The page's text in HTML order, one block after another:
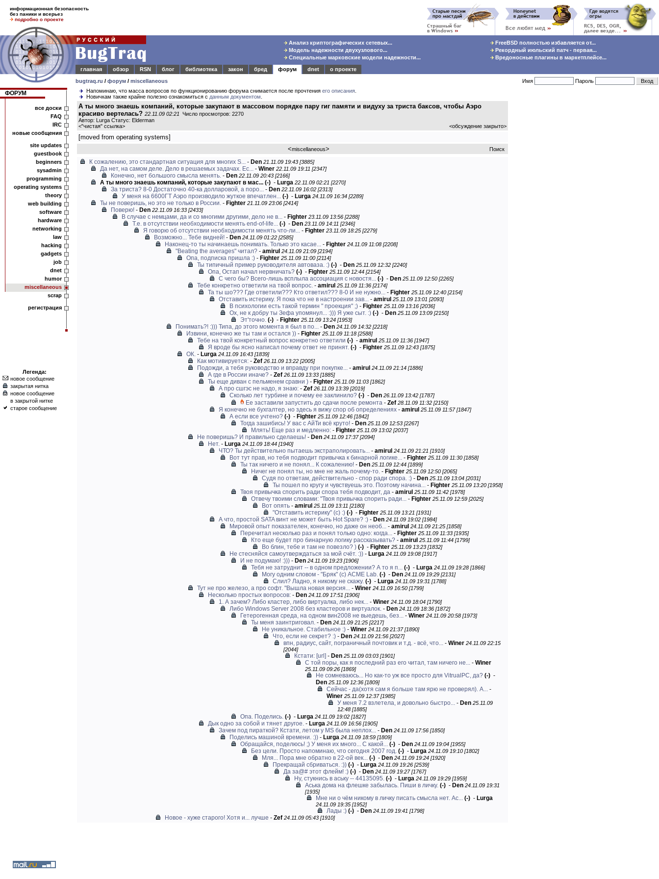
информационная безопасность
без паники и всерьез
подробно о проекте
Анализ криптографических сетевых...
Модель надежности двухузлового...
Специальные марковские модели надежности...
FreeBSD полностью избавляется от...
Рекордный июльский патч - первая...
Вредоносные плагины в маркетплейсе...
главная
обзор RSN блог библиотека закон бред форум dnet
о проекте
bugtraq.ru / форум / miscellaneous Имя Пароль
ФОРУМ
все доски
FAQ
IRC
новые сообщения
site updates
guestbook
beginners
sysadmin
programming
operating systems
theory
web building
software
hardware
networking
law
hacking
gadgets
job
dnet
humor
miscellaneous
scrap
регистрация
Легенда:
новое сообщение
закрытая нитка
новое сообщение
в закрытой нитке
старое сообщение
Напоминаю, что масса вопросов по функционированию форума снимается после прочтения его описания
Новичкам также крайне полезно ознакомиться с данным документом
А ты много знаешь компаний, которые закупают в массовом порядке пару гиг памяти и видуху за триста баксов, чтобы Аэро
красиво вертелась? 22.11.09 02:21 Число просмотров: 2270
Автор: Lurga Статус: Elderman
<"чистая" ссылка> <обсуждение закрыто>
[moved from operating systems]
<miscellaneous> Поиск
К сожалению, это стандартная ситуация для многих S... - Den 21.11.09 19:43 [3885]
Да нет, на самом деле. Дело в решаемых задачах. Ес... - Winer 22.11.09 19:11 [2347]
Конечно, нет большого смысла менять. - Den 22.11.09 20:43 [2166]
А ты много знаешь компаний, которые закупают в мас... (-) - Lurga 22.11.09 02:21 [2270]
За триста? 8-0 Достаточно 40-ка долларовой, а поро... - Den 22.11.09 16:02 [2313]
У меня на 6600ГТ Аэро производило жуткое впечатлен... (-) - Lurga 24.11.09 16:34 [2289]
Ты не поверишь, но это не только в России. - Fighter 21.11.09 23:06 [2414]
Поверю! - Den 22.11.09 16:33 [2433]
В случае с немцами, да и со многими другими, дело не в... - Fighter 23.11.09 13:56 [2288]
Т.е. в отсутствии необходимости менять end-of-life... (-) - Den 23.11.09 14:11 [2346]
Я говорю об отсутствии необходимости менять что-ли... - Fighter 23.11.09 18:25 [2279]
Возможно... Тебе видней! - Den 24.11.09 01:22 [2585]
Наконец-то ты начинаешь понимать. Только это касае... - Fighter 24.11.09 11:08 [2208]
"Beating the averages" читал? - amirul 24.11.09 21:09 [2194]
Опа, подписка пришла :) - Fighter 25.11.09 11:00 [2114]
Ты типичный пример руководителя автоваза. :) (-) - Den 25.11.09 12:32 [2240]
Опа, Остап начал нервничать? (-) - Fighter 25.11.09 12:44 [2154]
С чего бы? Всего-лишь всплыла ассоциация с новостя... (-) - Den 25.11.09 12:50 [2265]
Тебе конкретно ответили на твой вопрос. - amirul 25.11.09 11:36 [2174]
Та ты шо??? Где ответили??? Кто ответил??? 8-0 И не нужно... - Fighter 25.11.09 12:40 [2154]
Отставить истерику. Я пока что не в настроении зав... - amirul 25.11.09 13:01 [2093]
В психологии есть такой термин " проекция" ;) - Fighter 25.11.09 13:16 [2036]
Ох, не к добру ты Зефа упомянул... :))) Я уже сыт. :) (-) - Den 25.11.09 13:09 [2150]
Эт'точно. (-) - Fighter 25.11.09 13:24 [1953]
Понимать?! :))) Типа, до этого момента я был в по... - Den 24.11.09 14:32 [2218]
Извини, конечно же ты там и остался )) - Fighter 25.11.09 11:18 [2588]
Тебе на твой конкретный вопрос конкретно ответили (-) - amirul 25.11.09 11:36 [1947]
Я вроде бы ясно написал почему ответ не принят. (-) - Fighter 25.11.09 12:43 [1875]
ОК. - Lurga 24.11.09 16:43 [1839]
Как мотивируется: - Zef 26.11.09 13:22 [2005]
Подожди, а тебя руководство и вправду при покупке... - amirul 24.11.09 21:14 [1886]
А где в России иначе? - Zef 26.11.09 13:33 [1885]
Ты еще диван с пельменем сравни ) - Fighter 25.11.09 11:03 [1862]
А про сшгэс не надо, я знаю: - Zef 26.11.09 13:39 [2019]
Сколько лет турбине и почему ее заклинило? (-) - Den 26.11.09 13:42 [1787]
Ее заставили запустить до сдачи после ремонта - Zef 28.11.09 11:32 [2150]
Я конечно не бухгалтер, но здесь я вижу спор об определениях - amirul 25.11.09 11:57 [1847]
А если все учтено? (-) - Fighter 25.11.09 12:46 [1842]
Тогда зашибись! У вас с АйТи всё круто! - Den 25.11.09 12:53 [2267]
Млять! Еще раз и медленно: - Fighter 25.11.09 13:02 [2037]
Не поверишь? И правильно сделаешь! - Den 24.11.09 17:37 [2094]
Нет. - Lurga 24.11.09 18:44 [1940]
ЧТО? Ты действительно пытаешь экстраполировать... - amirul 24.11.09 21:21 [1910]
Вот тут прав, но тебя подводит привычка к бинарной логике... - Fighter 25.11.09 11:30 [1858]
Ты так ничего и не понял... К сожалению! - Den 25.11.09 12:44 [1899]
Ничег не понял ты, но мне не жаль почему-то. - Fighter 25.11.09 12:50 [2065]
Судя по ответам, действительно - спор ради спора. :) - Den 25.11.09 13:04 [2031]
Ты пошел по кругу и чувствуешь это. Поэтому начина... - Fighter 25.11.09 13:20 [1958]
Твоя привычка спорить ради спора тебя подводит, да - amirul 25.11.09 11:42 [1978]
Отвечу твоими словами: "Твоя привычка спорить ради... - Fighter 25.11.09 12:59 [2025]
Вот опять - amirul 25.11.09 13:11 [2180]
"Отставить истерику" (с) :) (-) - Fighter 25.11.09 13:21 [1931]
А что, простой SATA винт не может быть Hot Spare? :) - Den 24.11.09 19:02 [1984]
Мировой опыт показателен, конечно, но даже он необ... - amirul 24.11.09 21:25 [1858]
Перечитал несколько раз и понял только одно: когда... - Fighter 25.11.09 11:33 [1935]
Кто еще будет про бинарную логику рассказывать? - amirul 25.11.09 11:44 [1799]
Во блин, тебе и там не повезло? ) (-) - Fighter 25.11.09 13:23 [1832]
Не стесняйся самоутверждаться за мой счёт. :)) - Lurga 24.11.09 19:08 [1917]
И не подумаю! :))) - Den 24.11.09 19:23 [1906]
Тебя не затруднит -- в одном предложении? А то я п... (-) - Lurga 24.11.09 19:28 [1866]
Могу одним словом - "Бряк" (с) ACME Lab. (-) - Den 24.11.09 19:29 [2131]
Слил? Ладно, я никому не скажу. (-) - Lurga 24.11.09 19:31 [1788]
Тут не про железо, а про софт. "Вышла новая версия... - Winer 24.11.09 16:50 [1799]
Несколько простых вопросов: - Den 24.11.09 17:51 [1906]
1. А зачем? Либо кластер, либо виртуалка, либо нек... - Winer 24.11.09 18:04 [1790]
Либо Windows Server 2008 без кластеров и виртуалок. - Den 24.11.09 18:36 [1872]
Гетерогенная среда, на одном вин2008 не выедешь, без... - Winer 24.11.09 20:58 [1973]
Ты меня заинтриговал. - Den 24.11.09 21:25 [2217]
Не уникальное. Стабильное :) - Winer 24.11.09 21:37 [1890]
Что, если не секрет? :) - Den 24.11.09 21:56 [2027]
впн, радиус, сайт, пограничный почтовик и т.д. - всё, что... - Winer 24.11.09 22:15
[2044]
Кстати: [url] - Den 25.11.09 03:03 [1901]
С той поры, как я последний раз его читал, там ничего не... - Winer
25.11.09 09:26 [1869]
Не сомневаюсь... Но как-то уж все просто для VitrualPC, да? (-) -
Den 25.11.09 12:36 [1809]
Сейчас - да(хотя сам я больше там ярю не проверял). А... -
Winer 25.11.09 12:37 [1985]
У меня 7.2 взлетела, и довольно быстро... - Den 25.11.09
12:48 [1885]
Опа. Поделись. (-) - Lurga 24.11.09 19:02 [1827]
Дык одно за собой и тянет другое. - Lurga 24.11.09 16:56 [1905]
Зачем под пираткой? Кстати, летом у MS была неплох... - Den 24.11.09 17:56 [1850]
Поделись машиной времени. :)) - Lurga 24.11.09 18:59 [1809]
Обращайся, поделюсь! ;) У меня их много... С какой... (-) - Den 24.11.09 19:04 [1955]
Без цели. Просто напоминаю, что сегодня 2007 год. (-) - Lurga 24.11.09 19:10 [1802]
Мля... Пора мне обратно в 22-ой век... (-) - Den 24.11.09 19:24 [1920]
Прекращай сбриваться. :)) (-) - Lurga 24.11.09 19:26 [2539]
Да за@# этот флейм! :) (-) - Den 24.11.09 19:27 [1767]
Ну, стукнись в аську -- 44135095. (-) - Lurga 24.11.09 19:29 [1959]
Аська дома на флешке забылась. Пиши в личку. (-) - Den 24.11.09 19:31
[1935]
Мне ни о чём никому в личку писать смысла нет. Ас... (-) - Lurga
24.11.09 19:35 [1952]
Лады :) (-) - Den 24.11.09 19:41 [1798]
Новое - хуже старого! Хотя и... лучше - Zef 24.11.09 05:43 [1910]